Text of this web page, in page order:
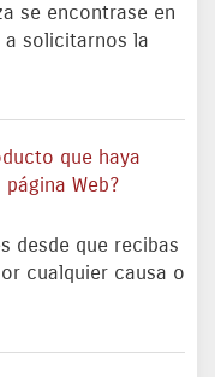
se encontrase en
a solicitarnos la
que haya
Web?
desde que recibas
cualquier causa o